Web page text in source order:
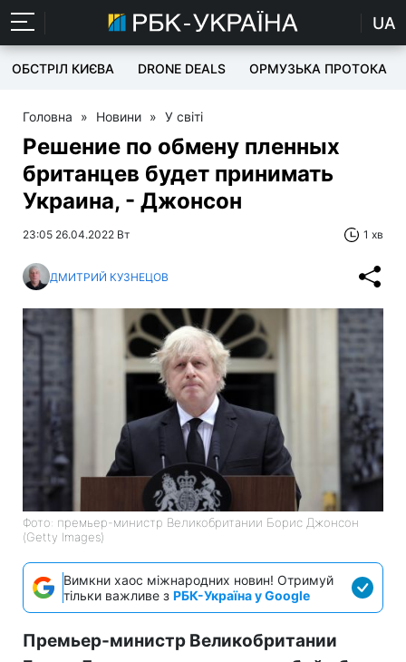
UA
ОБСТРІЛ КИЄВА DRONE DEALS ОРМУЗЬКА ПРОТОКА
Головна » Новини » У світі
Решение по обмену пленных
британцев будет принимать
Украина, - Джонсон
23:05 26.04.2022 Вт 1 хв
ДМИТРИЙ КУЗНЕЦОВ
Фото: премьер-министр Великобритании Борис Джонсон
(Getty Images)
Вимкни хаос міжнародних новин! Отримуй
тільки важливе з РБК-Україна у Google
Премьер-министр Великобритании